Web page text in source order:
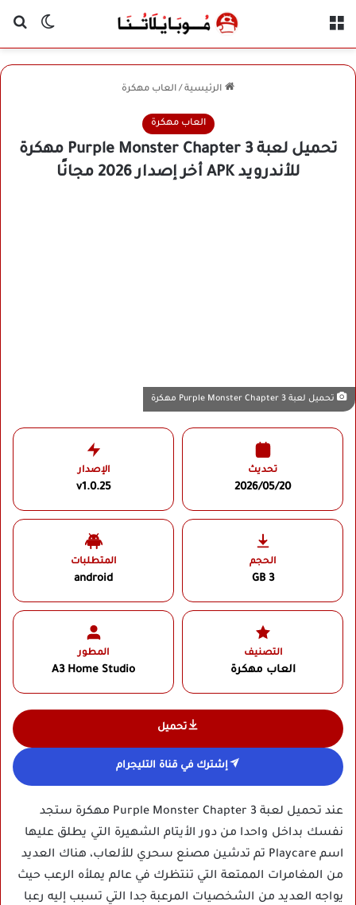
الوضع
الرئيسية / العاب مهكرة
العاب مهكرة
تحميل لعبة Purple Monster Chapter 3 مهكرة
للأندرويد APK أخر إصدار 2026 مجانًا
تحميل لعبة Purple Monster Chapter 3 مهكرة
تحديث
2026/05/20
الإصدار
v1.0.25
الحجم
3 GB
المتطلبات
android
التصنيف
العاب مهكرة
المطور
A3 Home Studio‏
تحميل
إشترك في قناة التليجرام
عند تحميل لعبة Purple Monster Chapter 3 مهكرة ستجد
نفسك بداخل واحدا من دور الأيتام الشهيرة التي يطلق عليها
اسم Playcare تم تدشين مصنع سحري للألعاب، هناك العديد
من المغامرات الممتعة التي تنتظرك في عالم يملأه الرعب حيث
يواجه العديد من الشخصيات المرعبة جدا التي تسبب إليه رعبا